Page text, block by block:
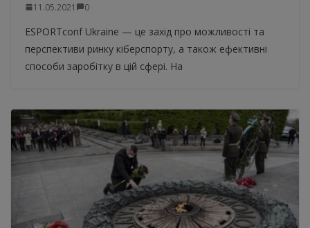
11.05.2021 0
ESPORTconf Ukraine — це захід про можливості та
перспективи ринку кіберспорту, а також ефективні
способи заробітку в цій сфері. На